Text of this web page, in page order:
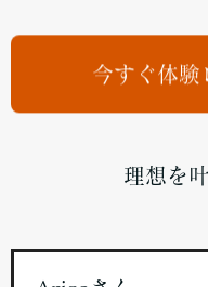
今すぐ体験
理想を